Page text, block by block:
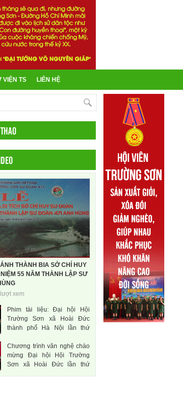
VIỆN TS LIÊN HỆ
THÀNH BIA SỞ CHỈ HUY
55 NĂM THÀNH LẬP SƯ
xem
Phim tài liệu: Đại hội Hội
Trường Sơn xã Hoài Đức
thành phố Hà Nội lần thứ
Chương trình văn nghệ chào
mừng Đại hội Hội Trường
Sơn xã Hoài Đức lần thứ